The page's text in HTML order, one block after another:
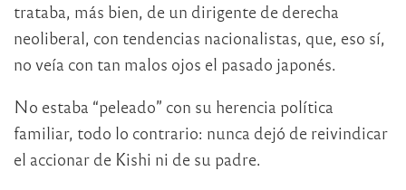
trataba, más bien, de un dirigente de derecha
neoliberal, con tendencias nacionalistas, que, eso sí,
no veía con tan malos ojos el pasado japonés.
No estaba “peleado” con su herencia política
familiar, todo lo contrario: nunca dejó de reivindicar
el accionar de Kishi ni de su padre.